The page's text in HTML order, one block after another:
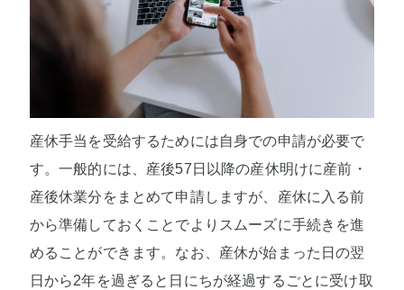
産休手当を受給するためには自身での申請が必要で
す。一般的には、産後57日以降の産休明けに産前・
産後休業分をまとめて申請しますが、産休に入る前
から準備しておくことでよりスムーズに手続きを進
めることができます。なお、産休が始まった日の翌
日から2年を過ぎると日にちが経過するごとに受け取